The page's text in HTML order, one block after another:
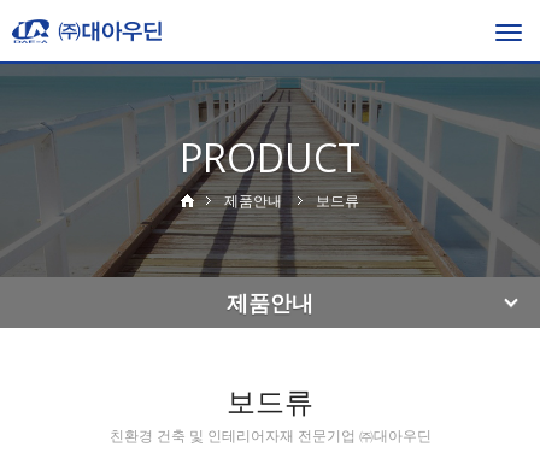
PRODUCT
제품안내 보드류
제품안내
보드류
친환경 건축 및 인테리어자재 전문기업 ㈜대아우딘